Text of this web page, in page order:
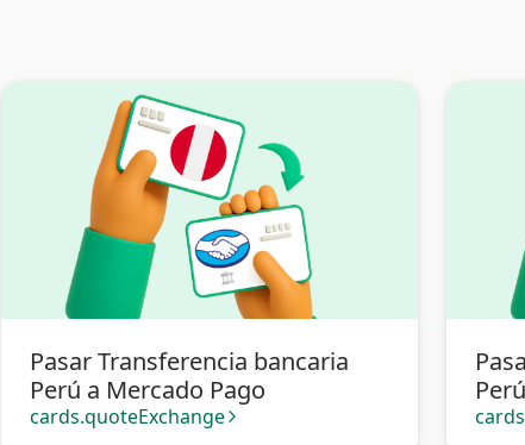
Pasar Transferencia bancaria
Perú a Mercado Pago
cards.quoteExchange arrow_forward_ios